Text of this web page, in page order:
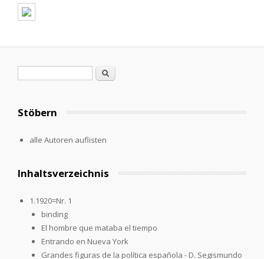
Suche
Stöbern
alle Autoren auflisten
Inhaltsverzeichnis
1.1920=Nr. 1
binding
El hombre que mataba el tiempo
Entrando en Nueva York
Grandes figuras de la política española - D. Segismundo